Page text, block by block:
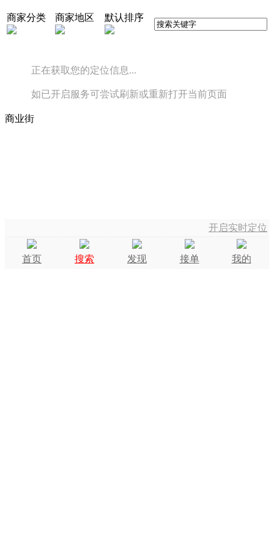
商家分类 商家地区 默认排序
正在获取您的定位信息...
如已开启服务可尝试刷新或重新打开当前页面
商业街
开启实时定位
首页 搜索 发现 接单 我的